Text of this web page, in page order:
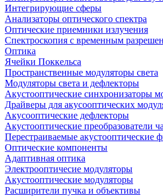
Интегрирующие сферы
Анализаторы оптического спектра
Оптические приемники излучения
Спектроскопия с временным
Оптика
Ячейки Поккельса
Пространственные модуляторы света
Модуляторы света и дефлекторы
Акустооптические синхронизаторы
Драйверы для акусооптических
Акусооптические дефлекторы
Акустооптические преобразователи
Перестраиваемые акустооптические
Оптические компоненты
Адаптивная оптика
Электрооптичесие модуляторы
Акустооптические модуляторы
Расширители пучка и объективы